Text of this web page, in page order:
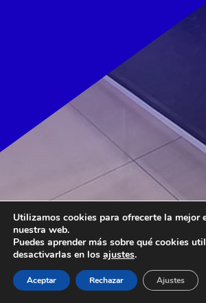
Utilizamos cookies para ofrecerte la mejor
nuestra web.
Puedes aprender más sobre qué cookies
desactivarlas en los ajustes.
Aceptar Rechazar Ajustes